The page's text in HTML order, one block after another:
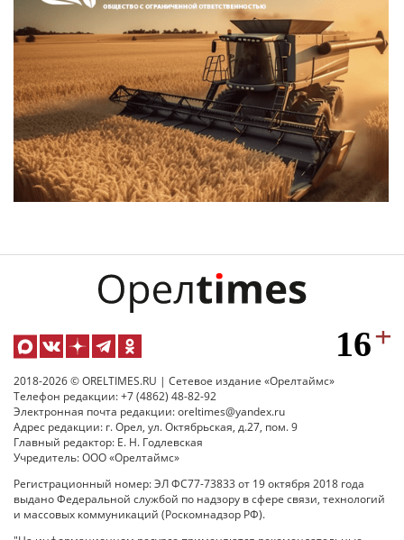
2018-2026 © ORELTIMES.RU | Сетевое издание «Орелтаймс»
Телефон редакции: +7 (4862) 48-82-92
Электронная почта редакции: oreltimes@yandex.ru
Адрес редакции: г. Орел, ул. Октябрьская, д.27, пом. 9
Главный редактор: Е. Н. Годлевская
Учредитель: ООО «Орелтаймс»
Регистрационный номер: ЭЛ ФС77-73833 от 19 октября 2018 года
выдано Федеральной службой по надзору в сфере связи, технологий
и массовых коммуникаций (Роскомнадзор РФ).